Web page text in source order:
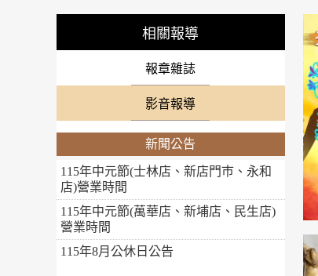
相關報導
報章雜誌
影音報導
新聞公告
115年中元節(士林店、新店門巿、永和
店)營業時間
115年中元節(萬華店、新埔店、民生店)
營業時間
115年8月公休日公告